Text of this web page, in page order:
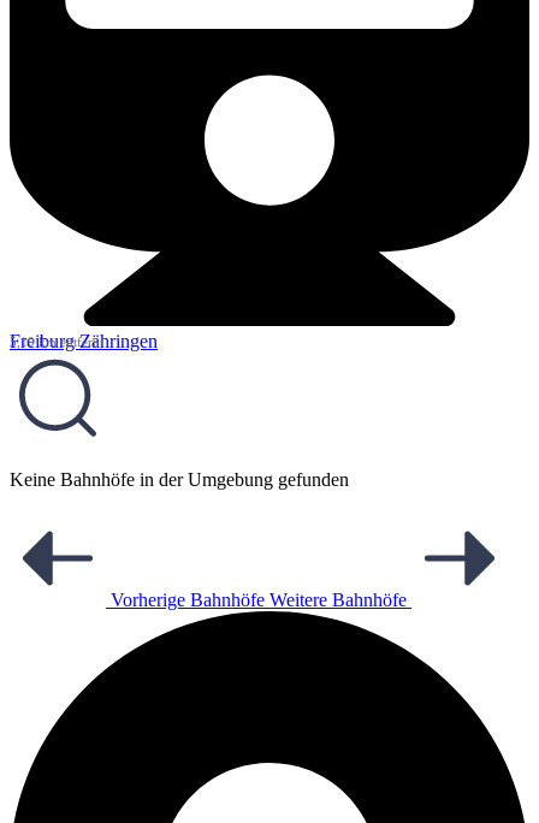
Freiburg Zähringen
5,10 km entfernt
Keine Bahnhöfe in der Umgebung gefunden
Vorherige Bahnhöfe Weitere Bahnhöfe